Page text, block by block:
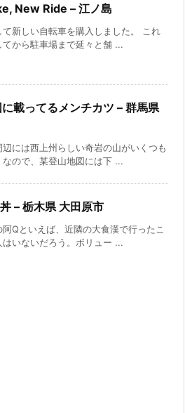
New Ride – 江ノ島
て新しい自転車を購入しました。 これ
てから駐車場まで延々と舗 ...
載ってるメンチカツ – 群馬県
には西上州らしい奇岩の山がいくつも
なので、某登山地図には下 ...
– 栃木県 大田原市
阿Qといえば、近隣の大食漢で行ったこ
はいないだろう。ボリュー ...